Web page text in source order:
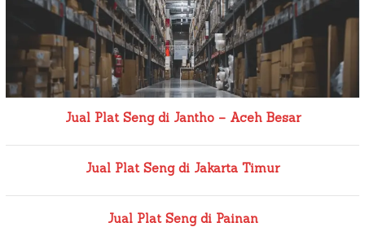
Jual Plat Seng di Jantho – Aceh Besar
Jual Plat Seng di Jakarta Timur
Jual Plat Seng di Painan